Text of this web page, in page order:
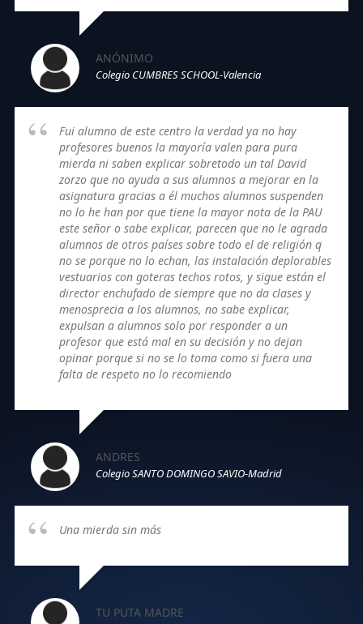
ANÓNIMO
Colegio CUMBRES SCHOOL-Valencia
Fui alumno de este centro la verdad ya no hay
profesores buenos la mayoría valen para pura
mierda ni saben explicar sobretodo un tal David
zorzo que no ayuda a sus alumnos a mejorar en la
asignatura gracias a él muchos alumnos suspenden
no lo he han por que tiene la mayor nota de la PAU
este señor o sabe explicar, parecen que no le agrada
alumnos de otros países sobre todo el de religión q
no se porque no lo echan, las instalación deplorables
vestuarios con goteras techos rotos, y sigue están el
director enchufado de siempre que no da clases y
menosprecia a los alumnos, no sabe explicar,
expulsan a alumnos solo por responder a un
profesor que está mal en su decisión y no dejan
opinar porque si no se lo toma como si fuera una
falta de respeto no lo recomiendo
ANDRES
Colegio SANTO DOMINGO SAVIO-Madrid
Una mierda sin más
TU PUTA MADRE